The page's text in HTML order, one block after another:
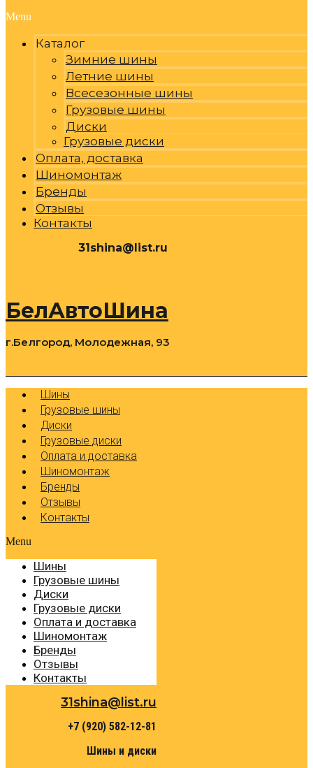
Menu
Каталог
Зимние шины
Летние шины
Всесезонные шины
Грузовые шины
Диски
Грузовые диски
Оплата, доставка
Шиномонтаж
Бренды
Отзывы
Контакты
31shina@list.ru
БелАвтоШина
г.Белгород, Молодежная, 93
Шины
Грузовые шины
Диски
Грузовые диски
Оплата и доставка
Шиномонтаж
Бренды
Отзывы
Контакты
Menu
Шины
Грузовые шины
Диски
Грузовые диски
Оплата и доставка
Шиномонтаж
Бренды
Отзывы
Контакты
31shina@list.ru
+7 (920) 582-12-81
Шины и диски